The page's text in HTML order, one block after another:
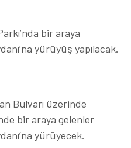
bir araya
yürüyüş yapılacak.
Bulvarı üzerinde
bir araya gelenler
yürüyecek.